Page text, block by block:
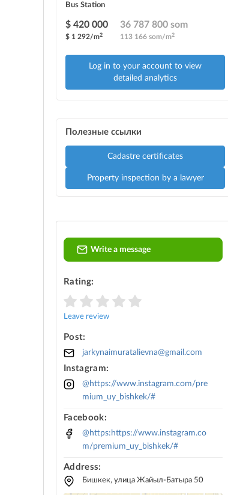
Bus Station
$ 420 000
$ 1 292/m2
36 787 800 som
113 166 som/m2
Log in to your account to view
detailed analytics
Полезные ссылки
Cadastre certificates
Property inspection by a lawyer
Write a message
Rating:
Leave review
Post:
jarkynaimuratalievna@gmail.com
Instagram:
@https://www.instagram.com/pre
mium_uy_bishkek/#
Facebook:
@https:https://www.instagram.co
m/premium_uy_bishkek/#
Address:
Бишкек, улица Жайыл-Батыра 50